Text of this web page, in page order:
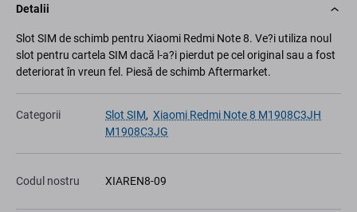
Detalii
Slot SIM de schimb pentru Xiaomi Redmi Note 8. Ve?i utiliza noul
slot pentru cartela SIM dacă l-a?i pierdut pe cel original sau a fost
deteriorat în vreun fel. Piesă de schimb Aftermarket.
Categorii Slot SIM, Xiaomi Redmi Note 8 M1908C3JH
M1908C3JG
Codul nostru XIAREN8-09